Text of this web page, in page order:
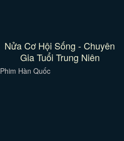
Nửa Cơ Hội Sống - Chuyên
Gia Tuổi Trung Niên
Phim Hàn Quốc